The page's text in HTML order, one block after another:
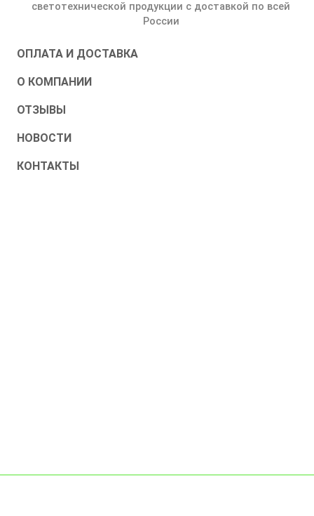
светотехнической продукции с доставкой по всей
России
ОПЛАТА И ДОСТАВКА
О КОМПАНИИ
ОТЗЫВЫ
НОВОСТИ
КОНТАКТЫ